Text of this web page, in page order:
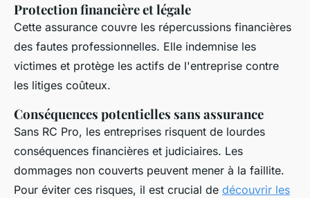
Protection financière et légale
Cette assurance couvre les répercussions financières
des fautes professionnelles. Elle indemnise les
victimes et protège les actifs de l'entreprise contre
les litiges coûteux.
Conséquences potentielles sans assurance
Sans RC Pro, les entreprises risquent de lourdes
conséquences financières et judiciaires. Les
dommages non couverts peuvent mener à la faillite.
Pour éviter ces risques, il est crucial de découvrir les